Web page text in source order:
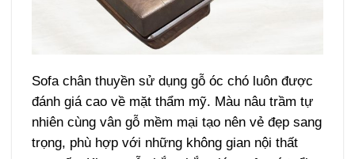
Sofa chân thuyền sử dụng gỗ óc chó luôn được
đánh giá cao về mặt thẩm mỹ. Màu nâu trầm tự
nhiên cùng vân gỗ mềm mại tạo nên vẻ đẹp sang
trọng, phù hợp với những không gian nội thất